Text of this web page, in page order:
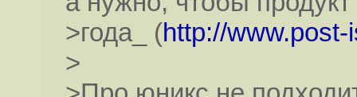
>года_ (http://
>